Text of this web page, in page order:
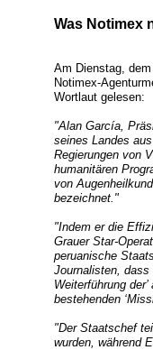
Was Notimex
Am Dienstag,
Notimex-
Wortlaut gelesen:
"Alan García,
seines Landes
Regierungen von
humanitären
von
bezeichnet."
"Indem er die
Grauer Star-
peruanische
Journalisten, dass
Weiterführung
bestehenden
"Der Staatschef
wurden, während